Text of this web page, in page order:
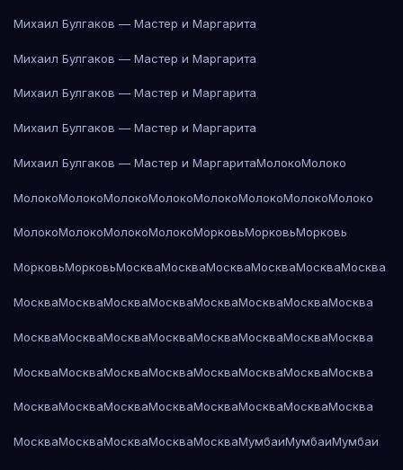
Михаил Булгаков — Мастер и Маргарита
Михаил Булгаков — Мастер и Маргарита
Михаил Булгаков — Мастер и Маргарита
Михаил Булгаков — Мастер и Маргарита
Михаил Булгаков — Мастер и МаргаритаМолокоМолоко
МолокоМолокоМолокоМолокоМолокоМолокоМолокоМолоко
МолокоМолокоМолокоМолокоМорковьМорковьМорковь
МорковьМорковьМоскваМоскваМоскваМоскваМоскваМосква
МоскваМоскваМоскваМоскваМоскваМоскваМоскваМосква
МоскваМоскваМоскваМоскваМоскваМоскваМоскваМосква
МоскваМоскваМоскваМоскваМоскваМоскваМоскваМосква
МоскваМоскваМоскваМоскваМоскваМоскваМоскваМосква
МоскваМоскваМоскваМоскваМоскваМумбаиМумбаиМумбаи